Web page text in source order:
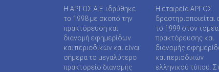
SABD ΕΚΔΟΤΙΚΗ Α.Ε
SHOP SUPPLY ΠΡΟΜΗΘΕΙΕΣ
SPORTDAY ΑΕΠΕΕ
STARCOM PRESS ΕΤΑΙΡΕΙΑ
Η ΑΡΓΟΣ A.E. ιδρύθηκε
το 1998 με σκοπό την
πρακτόρευση και
διανομή εφημερίδων
και περιοδικών και είναι
σήμερα το μεγαλύτερο
πρακτορείο διανομής
Η εταιρεία ΑΡΓΟΣ
δραστηριοποιείται
το 1999 στον τομέα
πρακτόρευσης και
διανομής
και περιοδικών
ελληνικού τύπου.